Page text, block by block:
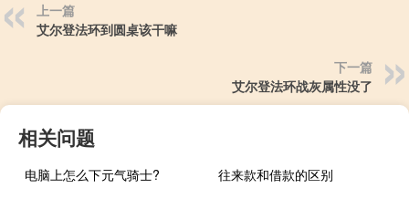
上一篇
艾尔登法环到圆桌该干嘛
下一篇
艾尔登法环战灰属性没了
相关问题
电脑上怎么下元气骑士?
往来款和借款的区别